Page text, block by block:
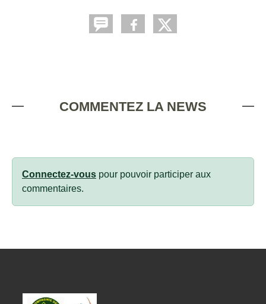
COMMENTEZ LA NEWS
Connectez-vous pour pouvoir participer aux
commentaires.